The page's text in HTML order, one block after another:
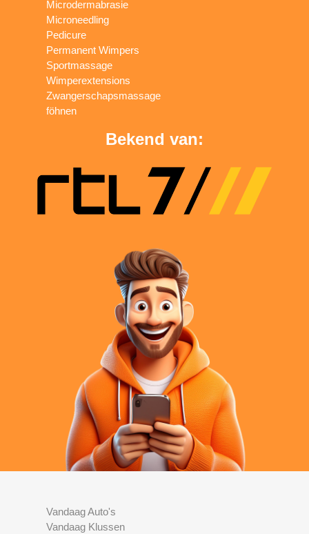
Microdermabrasie
Microneedling
Pedicure
Permanent Wimpers
Sportmassage
Wimperextensions
Zwangerschapsmassage
föhnen
Bekend van:
Vandaag Auto's
Vandaag Klussen